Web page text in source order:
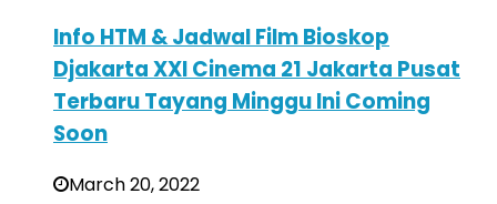
Info HTM & Jadwal Film Bioskop
Djakarta XXI Cinema 21 Jakarta Pusat
Terbaru Tayang Minggu Ini Coming
Soon
March 20, 2022